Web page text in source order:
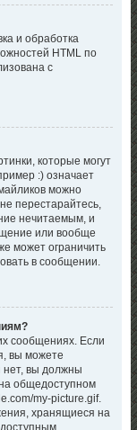
и обработка
HTML по
с
которые могут
:) означает
можно
перестарайтесь,
нечитаемым, и
или вообще
может ограничить
в сообщении.
сообщениях. Если
вы можете
нет, вы должны
общедоступном
my-picture.gif.
хранящиеся на